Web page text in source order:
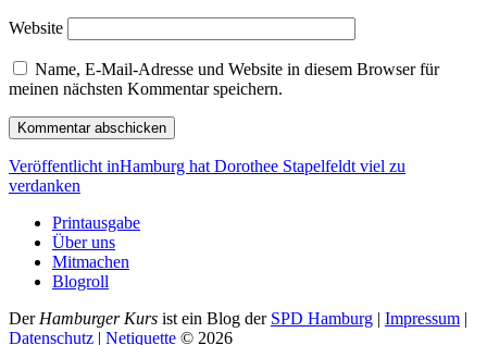
Website
Name, E-Mail-Adresse und Website in diesem Browser für
meinen nächsten Kommentar speichern.
Beitragsnavigation
Veröffentlicht inHamburg hat Dorothee Stapelfeldt viel zu
verdanken
Printausgabe
Über uns
Mitmachen
Blogroll
Der Hamburger Kurs ist ein Blog der SPD Hamburg | Impressum |
Datenschutz | Netiquette © 2026